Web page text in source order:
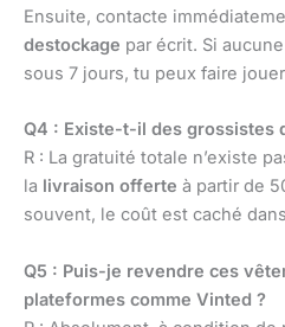
Ensuite, contacte
destockage par écrit. Si
sous 7 jours, tu peux faire
Q4 : Existe-t-il des grossistes
R : La gratuité totale n’existe
la livraison offerte à partir de
souvent, le coût est caché
Q5 : Puis-je revendre ces
plateformes comme Vinted ?